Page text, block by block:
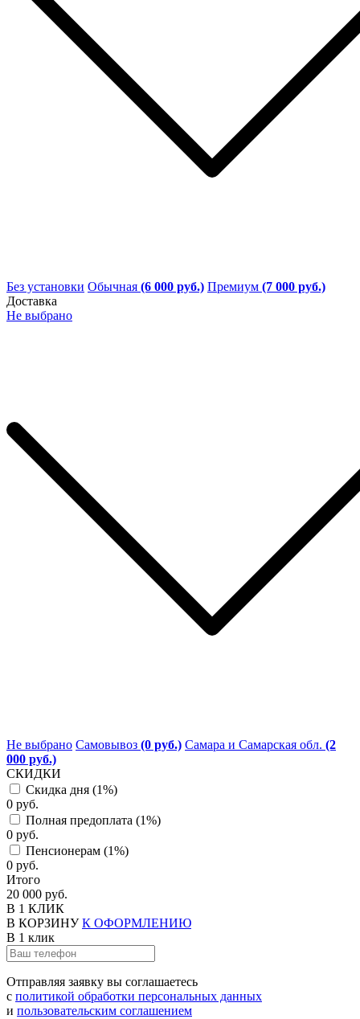
Без установки Обычная (6 000 руб.) Премиум (7 000 руб.)
Доставка
Не выбрано
Не выбрано Самовывоз (0 руб.) Самара и Самарская обл. (2
000 руб.)
СКИДКИ
Скидка дня (1%)
0 руб.
Полная предоплата (1%)
0 руб.
Пенсионерам (1%)
0 руб.
Итого
20 000 руб.
В 1 КЛИК
В КОРЗИНУ К ОФОРМЛЕНИЮ
В 1 клик
Отправляя заявку вы соглашаетесь
с политикой обработки персональных данных
и пользовательским соглашением